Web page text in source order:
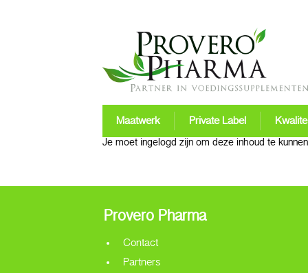
Maatwerk Private Label
Je moet ingelogd zijn om deze inhoud te
Provero Pharma
Contact
Partners